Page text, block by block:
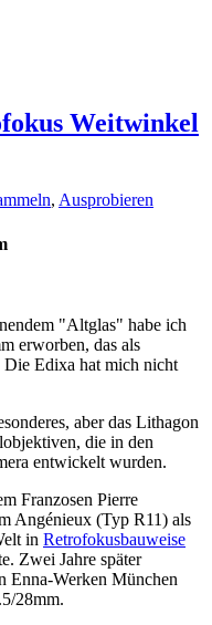
Weitwinkel
, Ausprobieren
"Altglas" habe ich
erworben, das als
Edixa hat mich nicht
aber das Lithagon
die in den
entwickelt wurden.
Franzosen Pierre
Angénieux (Typ R11) als
in Retrofokusbauweise
Zwei Jahre später
Enna-Werken München
28mm.